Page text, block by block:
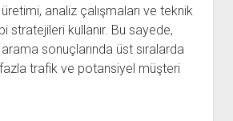
analiz çalışmaları ve teknik
stratejileri kullanır. Bu sayede,
sonuçlarında üst sıralarda
trafik ve potansiyel müşteri